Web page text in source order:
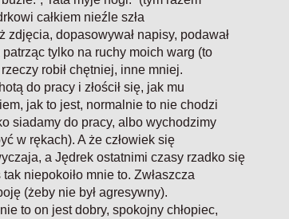
całkiem nieźle szła
zdjęcia, dopasowywał napisy, podawał
patrząc tylko na ruchy moich warg (to
robił chętniej, inne mniej.
do pracy i złościł się, jak mu
jak to jest, normalnie to nie chodzi
siadamy do pracy, albo wychodzimy
w rękach). A że człowiek się
a Jędrek ostatnimi czasy rzadko się
niepokoiło mnie to. Zwłaszcza
(żeby nie był agresywny).
to on jest dobry, spokojny chłopiec,